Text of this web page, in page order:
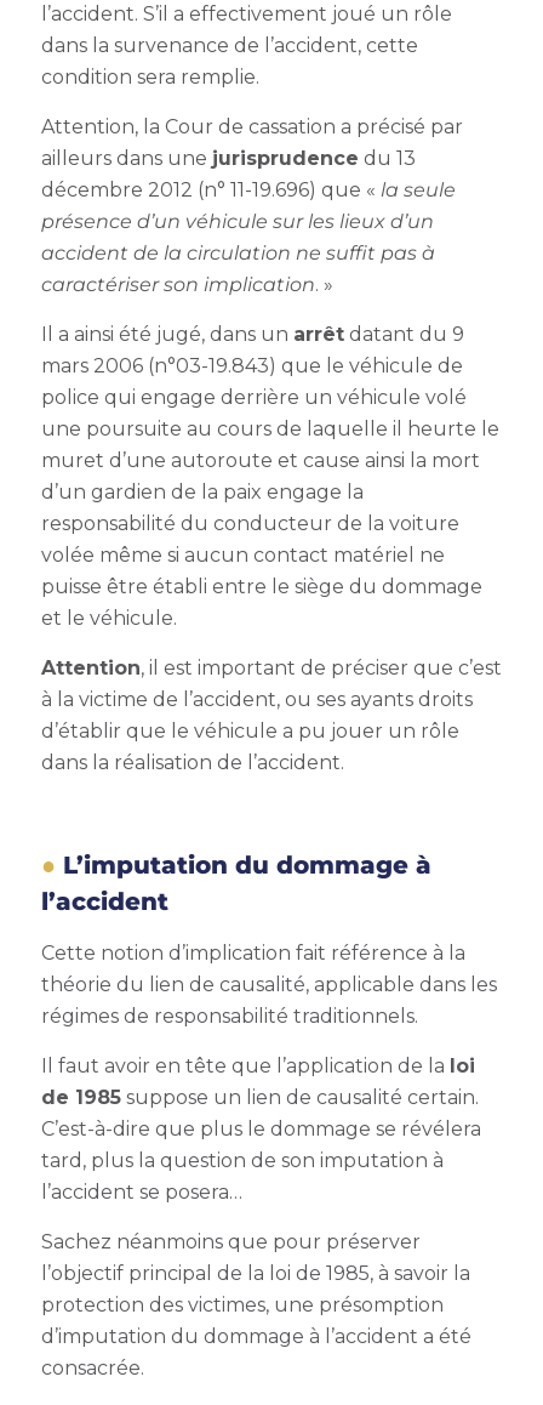
l’accident. S’il a effectivement joué un rôle
dans la survenance de l’accident, cette
condition sera remplie.
Attention, la Cour de cassation a précisé par
ailleurs dans une jurisprudence du 13
décembre 2012 (n° 11-19.696) que « la seule
présence d’un véhicule sur les lieux d’un
accident de la circulation ne suffit pas à
caractériser son implication. »
Il a ainsi été jugé, dans un arrêtdatant du 9
mars 2006 (n°03-19.843) que le véhicule de
police qui engage derrière un véhicule volé
une poursuite au cours de laquelle il heurte le
muret d’une autoroute et cause ainsi la mort
d’un gardien de la paix engage la
responsabilité du conducteur de la voiture
volée même si aucun contact matériel ne
puisse être établi entre le siège du dommage
et le véhicule.
Attention, il est important de préciser que c’est
à la victime de l’accident, ou ses ayants droits
d’établir que le véhicule a pu jouer un rôle
dans la réalisation de l’accident.
L’imputation du dommage à
l’accident
Cette notion d’implication fait référence à la
théorie du lien de causalité, applicable dans les
régimes de responsabilité traditionnels.
Il faut avoir en tête que l’application de la loi
de 1985suppose un lien de causalité certain.
C’est-à-dire que plus le dommage se révélera
tard, plus la question de son imputation à
l’accident se posera…
Sachez néanmoins que pour préserver
l’objectif principal de la loi de 1985, à savoir la
protection des victimes, une présomption
d’imputation du dommage à l’accident a été
consacrée.